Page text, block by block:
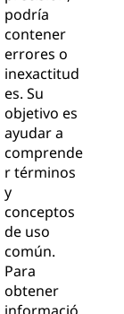
podría
contener
errores o
inexactitud
es. Su
objetivo es
ayudar a
comprende
r términos
y
conceptos
de uso
común.
Para
obtener